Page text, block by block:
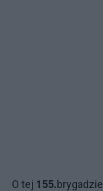
O tej 155.